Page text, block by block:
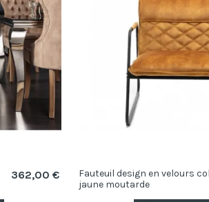
362,00 €
Fauteuil design en velours
jaune moutarde